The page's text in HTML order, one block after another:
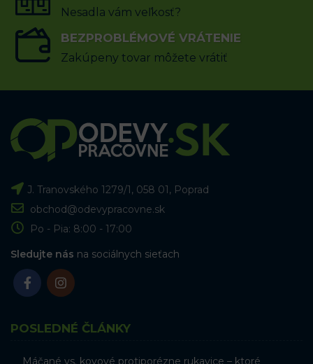
Nesadla vám veľkosť?
BEZPROBLÉMOVÉ VRÁTENIE
Zakúpeny tovar môžete vrátiť
J. Tranovského 1279/1, 058 01, Poprad
obchod@odevypracovne.sk
Po - Pia: 8:00 - 17:00
Sledujte nás na sociálnych sieťach
POSLEDNÉ ČLÁNKY